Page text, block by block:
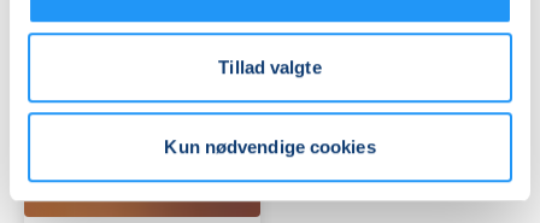
Tillad valgte
Kun nødvendige cookies
7
slørs